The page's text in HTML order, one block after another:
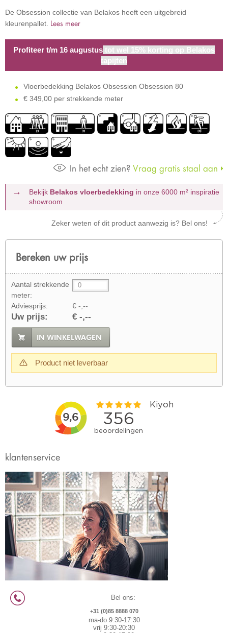
De Obsession collectie van Belakos heeft een uitgebreid
kleurenpallet. Lees meer
Profiteer t/m 16 augustus tot wel 15% korting op Belakos
tapijten
Vloerbedekking Belakos Obsession Obsession 80
€ 349,00 per strekkende meter
In het echt zien? Vraag gratis staal aan
Bekijk Belakos vloerbedekking in onze 6000 m² inspiratie
showroom
Zeker weten of dit product aanwezig is? Bel ons!
Bereken uw prijs
Aantal strekkende
meter:
Adviesprijs:
€ -,--
Uw prijs: € -,--
IN WINKELWAGEN
Product niet leverbaar
klantenservice
Bel ons:
+31 (0)85 8888 070
ma-do 9:30-17:30
vrij 9:30-20:30